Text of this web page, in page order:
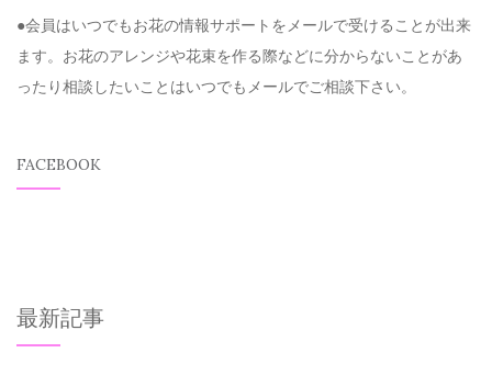
●会員はいつでもお花の情報サポートをメールで受けることが出来
ます。お花のアレンジや花束を作る際などに分からないことがあ
ったり相談したいことはいつでもメールでご相談下さい。
FACEBOOK
最新記事